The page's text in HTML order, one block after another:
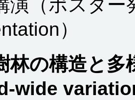
演（ポスタ
）
林の構造と多
wide